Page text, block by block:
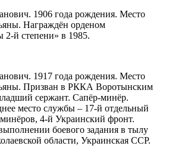
1906 года рождения. Место
Награждён орденом
2-й степени» в 1985.
1917 года рождения. Место
Призван в РККА Воротынским
сержант. Сапёр-минёр.
место службы – 17-й отдельный
4-й Украинский фронт.
боевого задания в тылу
области, Украинская ССР.